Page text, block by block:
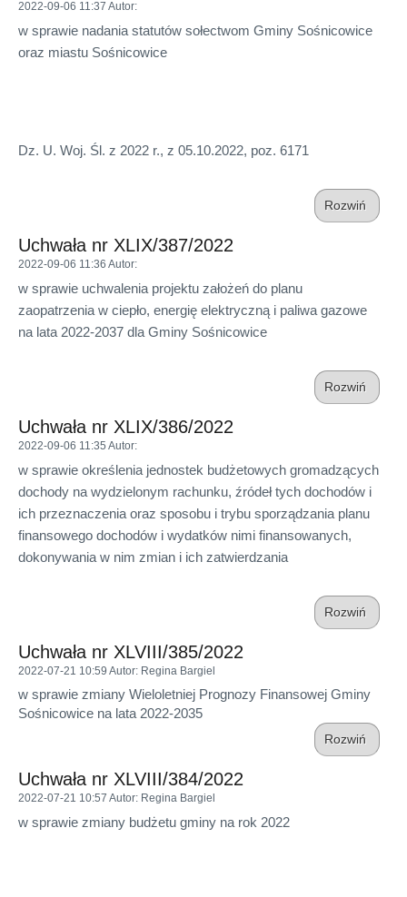
2022-09-06 11:37 Autor:
w sprawie nadania statutów sołectwom Gminy Sośnicowice
oraz miastu Sośnicowice
Dz. U. Woj. Śl. z 2022 r., z 05.10.2022, poz. 6171
Rozwiń
Uchwała nr XLIX/387/2022
2022-09-06 11:36 Autor:
w sprawie uchwalenia projektu założeń do planu
zaopatrzenia w ciepło, energię elektryczną i paliwa gazowe
na lata 2022-2037 dla Gminy Sośnicowice
Rozwiń
Uchwała nr XLIX/386/2022
2022-09-06 11:35 Autor:
w sprawie określenia jednostek budżetowych gromadzących
dochody na wydzielonym rachunku, źródeł tych dochodów i
ich przeznaczenia oraz sposobu i trybu sporządzania planu
finansowego dochodów i wydatków nimi finansowanych,
dokonywania w nim zmian i ich zatwierdzania
Rozwiń
Uchwała nr XLVIII/385/2022
2022-07-21 10:59 Autor: Regina Bargiel
w sprawie zmiany Wieloletniej Prognozy Finansowej Gminy
Sośnicowice na lata 2022-2035
Rozwiń
Uchwała nr XLVIII/384/2022
2022-07-21 10:57 Autor: Regina Bargiel
w sprawie zmiany budżetu gminy na rok 2022